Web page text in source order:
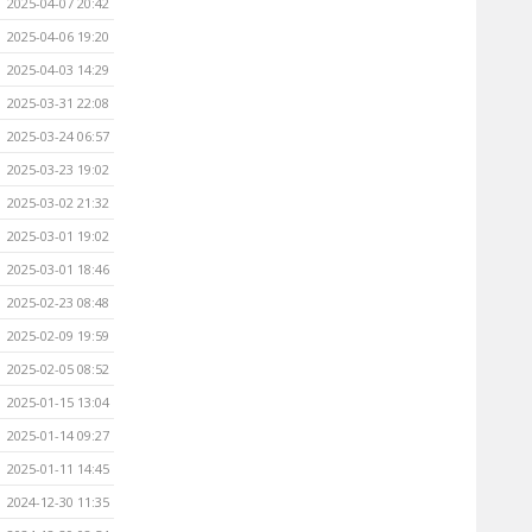
2025-04-06 19:20
2025-04-03 14:29
2025-03-31 22:08
2025-03-24 06:57
2025-03-23 19:02
2025-03-02 21:32
2025-03-01 19:02
2025-03-01 18:46
2025-02-23 08:48
2025-02-09 19:59
2025-02-05 08:52
2025-01-15 13:04
2025-01-14 09:27
2025-01-11 14:45
2024-12-30 11:35